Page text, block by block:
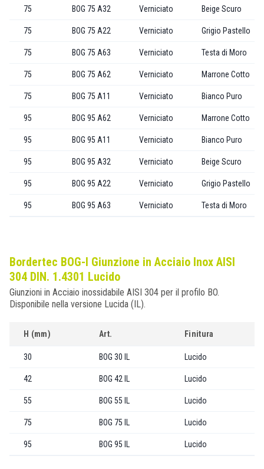
75 BOG 75 A32 Verniciato Beige Scuro
75 BOG 75 A22 Verniciato Grigio Pastello
75 BOG 75 A63 Verniciato Testa di Moro
75 BOG 75 A62 Verniciato Marrone Cotto
75 BOG 75 A11 Verniciato Bianco Puro
95 BOG 95 A62 Verniciato Marrone Cotto
95 BOG 95 A11 Verniciato Bianco Puro
95 BOG 95 A32 Verniciato Beige Scuro
95 BOG 95 A22 Verniciato Grigio Pastello
95 BOG 95 A63 Verniciato Testa di Moro
Bordertec BOG-I Giunzione in Acciaio Inox AISI
304 DIN. 1.4301 Lucido
Giunzioni in Acciaio inossidabile AISI 304 per il profilo BO.
Disponibile nella versione Lucida (IL).
H (mm) Art. Finitura
30 BOG 30 IL Lucido
42 BOG 42 IL Lucido
55 BOG 55 IL Lucido
75 BOG 75 IL Lucido
95 BOG 95 IL Lucido